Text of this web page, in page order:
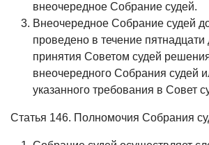
внеочередное Собрание судей.
Внеочередное Собрание судей
проведено в течение пятнадцати
принятия Советом судей
внеочередного Собрания судей
указанного требования в Совет
Статья 146. Полномочия Собрания